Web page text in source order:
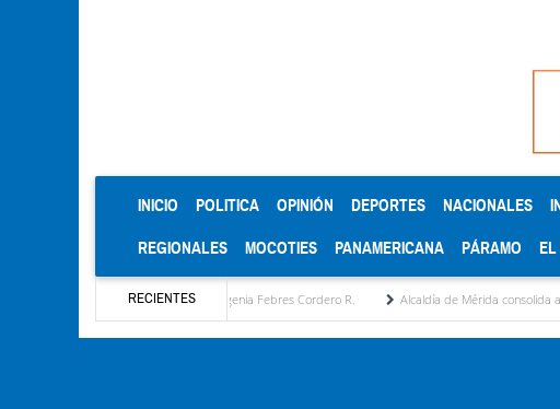
INICIO (CURRENT)
POLITICA OPINIÓN DEPORTES NACIONALES
REGIONALES MOCOTIES PANAMERICANA PÁRAMO
RECIENTES
estratégica por María Eugenia Febres Cordero R. Alcaldía de Mérida consolida acuerdos